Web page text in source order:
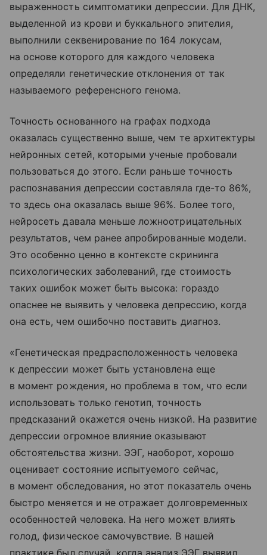
выраженность симптоматики депрессии. Для ДНК,
выделенной из крови и буккального эпителия,
выполнили секвенирование по 164 локусам,
на основе которого для каждого человека
определяли генетические отклонения от так
называемого референсного генома.
Точность основанного на графах подхода
оказалась существенно выше, чем те архитектуры
нейронных сетей, которыми ученые пробовали
пользоваться до этого. Если раньше точность
распознавания депрессии составляла где-то 86%,
то здесь она оказалась выше 96%. Более того,
нейросеть давала меньше ложноотрицательных
результатов, чем ранее апробированные модели.
Это особенно ценно в контексте скрининга
психологических заболеваний, где стоимость
таких ошибок может быть высока: гораздо
опаснее не выявить у человека депрессию, когда
она есть, чем ошибочно поставить диагноз.
«Генетическая предрасположенность человека
к депрессии может быть установлена еще
в момент рождения, но проблема в том, что если
использовать только генотип, точность
предсказаний окажется очень низкой. На развитие
депрессии огромное влияние оказывают
обстоятельства жизни. ЭЭГ, наоборот, хорошо
оценивает состояние испытуемого сейчас,
в момент обследования, но этот показатель очень
быстро меняется и не отражает долговременных
особенностей человека. На него может влиять
голод, физическое самочувствие. В нашей